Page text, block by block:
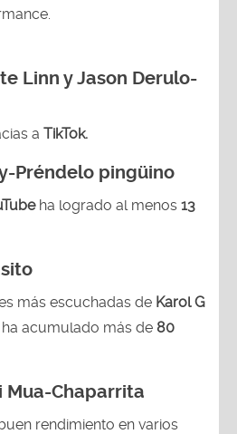
Linn y Jason Derulo-
a TikTok.
Préndelo pingüino
ha logrado al menos 13
más escuchadas de Karol G
acumulado más de 80
Mua-Chaparrita
rendimiento en varios